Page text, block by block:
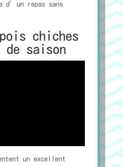
repas sans
chiches
de saison
un excellent